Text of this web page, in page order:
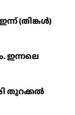
(തിങ്കൾ)
ഇന്നലെ
തുറക്കൽ